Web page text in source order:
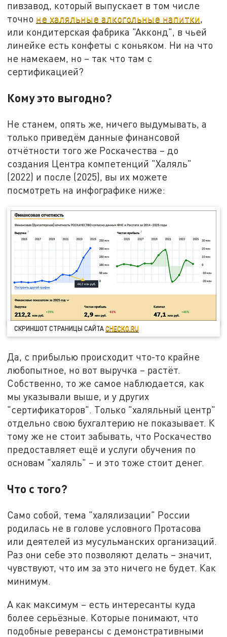
пивзавод, который выпускает в том числе
точно не халяльные алкогольные напитки,
или кондитерская фабрика "Акконд", в чьей
линейке есть конфеты с коньяком. Ни на что
не намекаем, но – так что там с
сертификацией?
Кому это выгодно?
Не станем, опять же, ничего выдумывать, а
только приведём данные финансовой
отчётности того же Роскачества – до
создания Центра компетенций "Халяль"
(2022) и после (2025), вы их можете
посмотреть на инфографике ниже:
СКРИНШОТ СТРАНИЦЫ САЙТАCHECKO.RU
Да, с прибылью происходит что-то крайне
любопытное, но вот выручка – растёт.
Собственно, то же самое наблюдается, как
мы указывали выше, и у других
"сертификаторов". Только "халяльный центр"
отдельно свою бухгалтерию не показывает. К
тому же не стоит забывать, что Роскачество
предоставляет ещё и услуги обучения по
основам "халяль" – и это тоже стоит денег.
Что с того?
Само собой, тема "халялизации" России
родилась не в голове условного Протасова
или деятелей из мусульманских организаций.
Раз они себе это позволяют делать – значит,
чувствуют, что им за это ничего не будет. Как
минимум.
А как максимум – есть интересанты куда
более серьёзные. Которые понимают, что
подобные реверансы с демонстративными